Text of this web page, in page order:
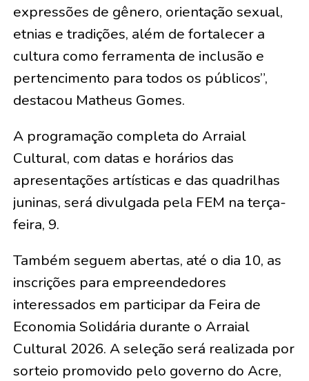
expressões de gênero, orientação sexual,
etnias e tradições, além de fortalecer a
cultura como ferramenta de inclusão e
pertencimento para todos os públicos”,
destacou Matheus Gomes.
A programação completa do Arraial
Cultural, com datas e horários das
apresentações artísticas e das quadrilhas
juninas, será divulgada pela FEM na terça-
feira, 9.
Também seguem abertas, até o dia 10, as
inscrições para empreendedores
interessados em participar da Feira de
Economia Solidária durante o Arraial
Cultural 2026. A seleção será realizada por
sorteio promovido pelo governo do Acre,